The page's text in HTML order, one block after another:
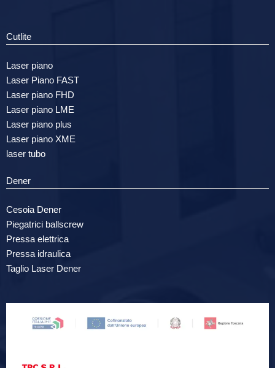
Cutlite
Laser piano
Laser Piano FAST
Laser piano FHD
Laser piano LME
Laser piano plus
Laser piano XME
laser tubo
Dener
Cesoia Dener
Piegatrici ballscrew
Pressa elettrica
Pressa idraulica
Taglio Laser Dener